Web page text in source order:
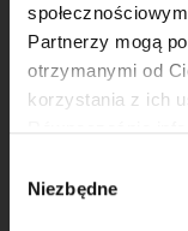
Partnerzy mogą
otrzymanymi od
korzystania z ich
Gdańsk (80-339)
informacji o
zgody
Niezbędne
Kruszonką posyp
piekarnika i piecz
koloru kruszonki.
Krok 5
Po upieczeniu